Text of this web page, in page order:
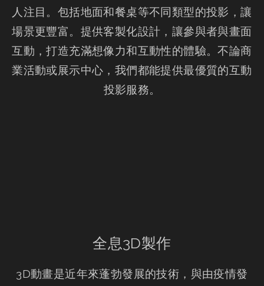
人注目。包括地面和餐桌等不同類型的投影，讓
場景更豐富。提供客製化設計，讓參與者與畫面
互動，打造充滿想像力和互動性的體驗。不論商
業活動或展示中心，我們都能提供最優質的互動
投影服務。
全息3D製作
3D動畫是近年來蓬勃發展的技術，與由疫情發